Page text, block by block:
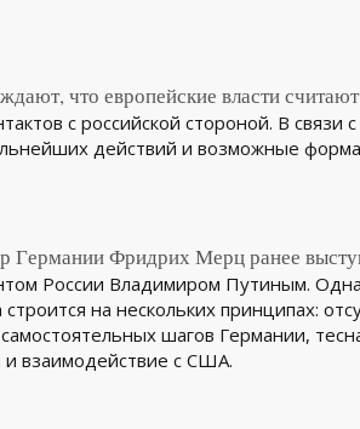
что европейские власти
с российской стороной. В связи
действий и возможные
Германии Фридрих Мерц ранее
России Владимиром Путиным.
на нескольких принципах:
шагов Германии,
взаимодействие с США.